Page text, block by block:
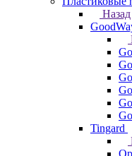
Назад
Tingard